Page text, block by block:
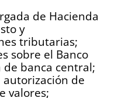
de Hacienda
y
tributarias;
sobre el Banco
de banca central;
autorización de
valores;